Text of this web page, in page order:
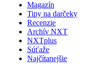
Magazín
Tipy na darčeky
Recenzie
Archív NXT
NXTplus
Súťaže
Najčítanejšie